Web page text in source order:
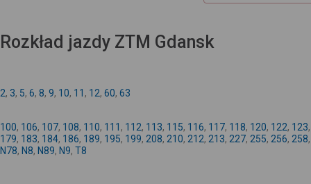
Rozkład jazdy ZTM Gdansk
2, 3, 5, 6, 8, 9, 10, 11 , 12, 60, 63
100, 106, 107, 108, 110, 111 , 112, 113, 115, 116, 117, 118, 120, 122, 123
179, 183, 184, 186, 189, 195, 199, 208, 210, 212, 213, 227, 255, 256, 258
N78, N8, N89, N9, T8